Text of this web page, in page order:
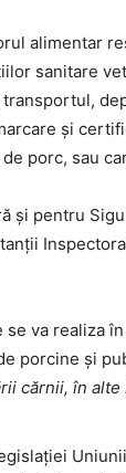
alimentar
sanitare
şi
porc, sau
și pentru
va realiza
porcine şi
cărnii, în